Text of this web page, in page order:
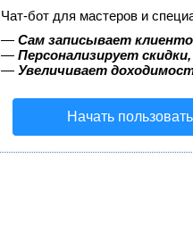
Чат-бот для мастеров и
— Сам записывает
— Персонализирует
— Увеличивает
Начать